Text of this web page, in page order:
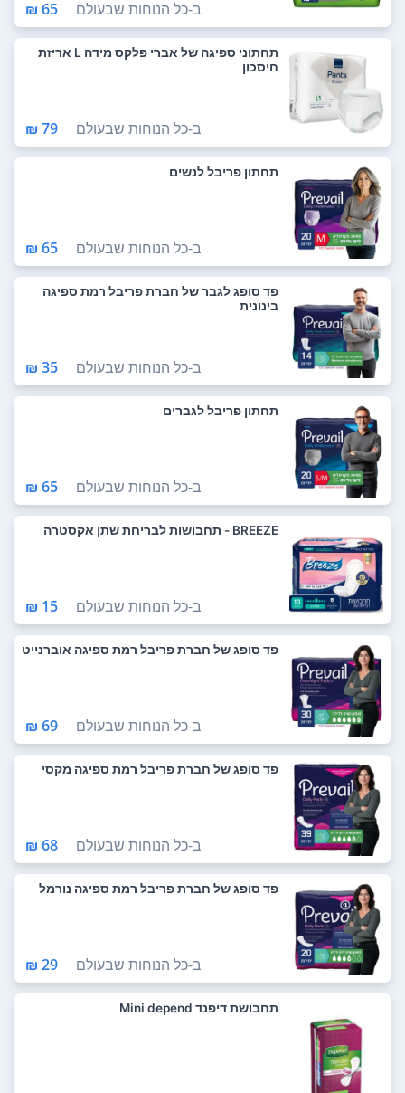
ב-כל הנוחות שבעולם 65 ₪
תחתוני ספיגה של אברי פלקס מידה L אריזת
חיסכון
ב-כל הנוחות שבעולם 79 ₪
תחתון פריבל לנשים
ב-כל הנוחות שבעולם 65 ₪
פד סופג לגבר של חברת פריבל רמת ספיגה
בינונית
ב-כל הנוחות שבעולם 35 ₪
תחתון פריבל לגברים
ב-כל הנוחות שבעולם 65 ₪
BREEZE - תחבושות לבריחת שתן אקסטרה
ב-כל הנוחות שבעולם 15 ₪
פד סופג של חברת פריבל רמת ספיגה אוברנייט
ב-כל הנוחות שבעולם 69 ₪
פד סופג של חברת פריבל רמת ספיגה מקסי
ב-כל הנוחות שבעולם 68 ₪
פד סופג של חברת פריבל רמת ספיגה נורמל
ב-כל הנוחות שבעולם 29 ₪
תחבושת דיפנד Mini depend